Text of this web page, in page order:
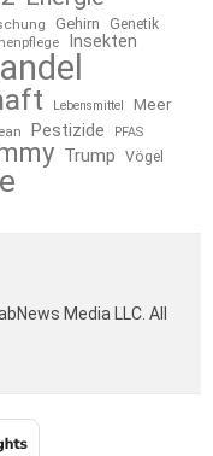
Gehirn Genetik
Insekten
Lebensmittel
Meer
Pestizide PFAS
Trump
Vögel
Media LLC. All